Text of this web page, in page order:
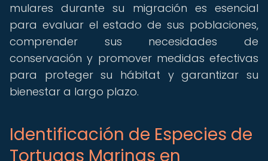
mulares durante su migración es esencial
para evaluar el estado de sus poblaciones,
comprender sus necesidades de
conservación y promover medidas efectivas
para proteger su hábitat y garantizar su
bienestar a largo plazo.
Identificación de Especies de
Tortugas Marinas en